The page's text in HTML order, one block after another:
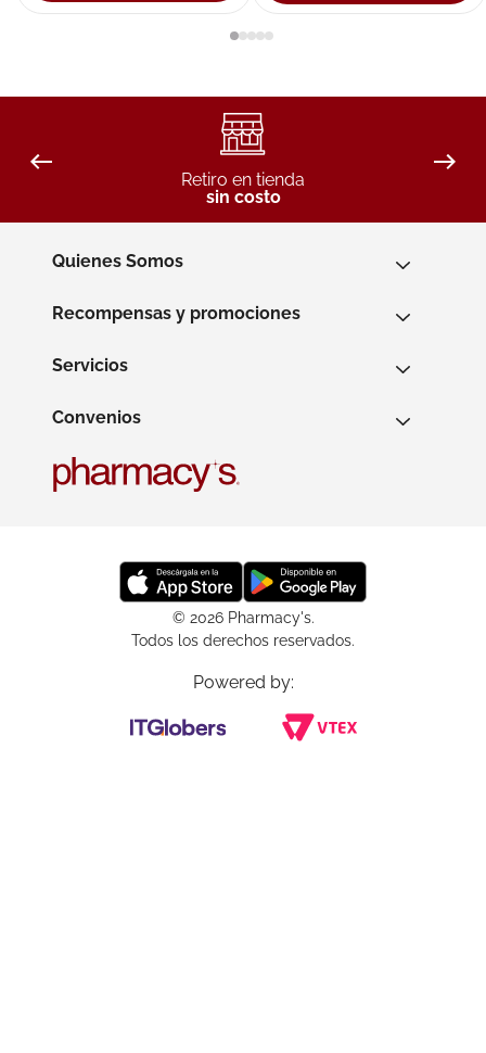
Retiro en tienda
sin costo
Quienes Somos
Recompensas y promociones
Servicios
Convenios
© 2026 Pharmacy's.
Todos los derechos reservados.
Powered by: